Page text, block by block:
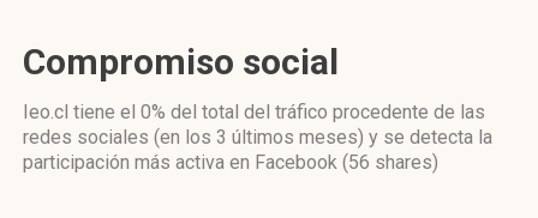
Compromiso social
Ieo.cl tiene el 0% del total del tráfico procedente de las
redes sociales (en los 3 últimos meses) y se detecta la
participación más activa en Facebook (56 shares)